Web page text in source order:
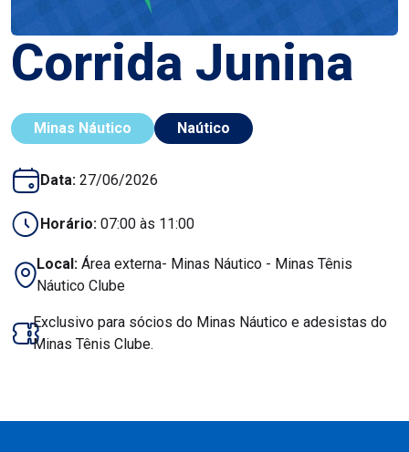
Corrida Junina
Minas Náutico Naútico
Data: 27/06/2026
Horário: 07:00 às 11:00
Local: Área externa- Minas Náutico - Minas Tênis
Náutico Clube
Exclusivo para sócios do Minas Náutico e adesistas do
Minas Tênis Clube.